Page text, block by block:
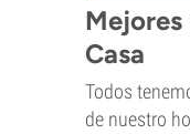
Mejores
Casa
Todos
de nuestro